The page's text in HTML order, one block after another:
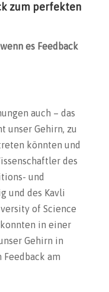
zum perfekten
es Feedback
auch – das
unser Gehirn, zu
könnten und
des
und
und des Kavli
of Science
in einer
Gehirn in
am